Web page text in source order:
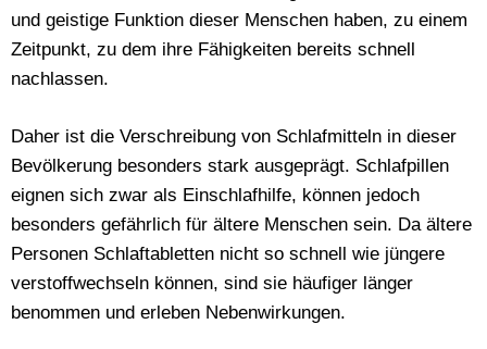
und geistige Funktion dieser Menschen haben, zu einem
Zeitpunkt, zu dem ihre Fähigkeiten bereits schnell
nachlassen.
Daher ist die Verschreibung von Schlafmitteln in dieser
Bevölkerung besonders stark ausgeprägt. Schlafpillen
eignen sich zwar als Einschlafhilfe, können jedoch
besonders gefährlich für ältere Menschen sein. Da ältere
Personen Schlaftabletten nicht so schnell wie jüngere
verstoffwechseln können, sind sie häufiger länger
benommen und erleben Nebenwirkungen.